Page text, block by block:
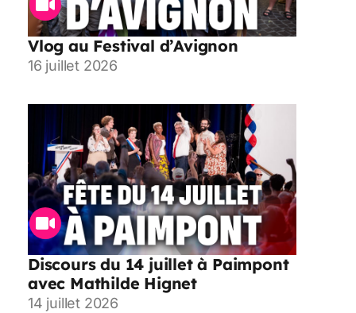
Vlog au Festival d’Avignon
16 juillet 2026
Discours du 14 juillet à Paimpont
avec Mathilde Hignet
14 juillet 2026